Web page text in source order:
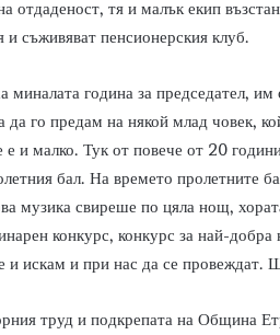
отдаденост, тя и малък екип
и съживяват пенсионерския клуб.
миналата година за председател,
да го предам на някой млад човек,
е и малко. Тук от повече от 20
бал. На времето пролетните
музика свиреше по цяла нощ,
конкурс, конкурс за най-
и искам и при нас да се провеждат.
труд и подкрепата на Община